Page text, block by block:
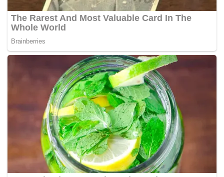
baharu malah ia sudah kerap kali berlaku.
Contohnya, dalam satu kejadian di Lebuhraya Utara
Selatan (PLUS) berhampiran Permatang Pauh, Pulau
Pinang sebelum ini yang melibatkan seorang wanita
memandu secara lawan arus sehingga menyebabkan
kematian seorang lelaki. –MYNEWSHUB.CC/AM
lawan arus lebuh raya